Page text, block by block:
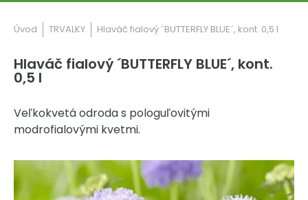
Úvod TRVALKY Hlaváč fialový ´BUTTERFLY BLUE´, kont. 0,5 l
Hlaváč fialový ´BUTTERFLY BLUE´, kont.
0,5 l
Veľkokvetá odroda s pologuľovitými
modrofialovými kvetmi.